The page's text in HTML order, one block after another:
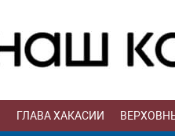
ГЛАВА ХАКАСИИ